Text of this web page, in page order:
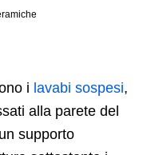
i lavabi sospesi,
alla parete del
supporto